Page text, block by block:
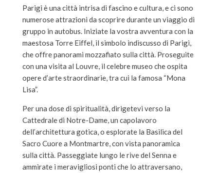
Parigi è una città intrisa di fascino e cultura, e ci sono
numerose attrazioni da scoprire durante un viaggio di
gruppo in autobus. Iniziate la vostra avventura con la
maestosa Torre Eiffel, il simbolo indiscusso di Parigi,
che offre panorami mozzafiato sulla città. Proseguite
con una visita al Louvre, il celebre museo che ospita
opere d’arte straordinarie, tra cui la famosa “Mona
Lisa”.
Per una dose di spiritualità, dirigetevi verso la
Cattedrale di Notre-Dame, un capolavoro
dell’architettura gotica, o esplorate la Basilica del
Sacro Cuore a Montmartre, con vista panoramica
sulla città. Passeggiate lungo le rive del Senna e
ammirate i meravigliosi ponti che lo attraversano,